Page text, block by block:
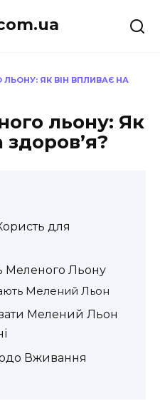
ЯК ВІН ВПЛИВАЄ НА
льону: Як
здоров’я?
для
Меленого Льону
Мелений Льон
Мелений Льон
Вживання